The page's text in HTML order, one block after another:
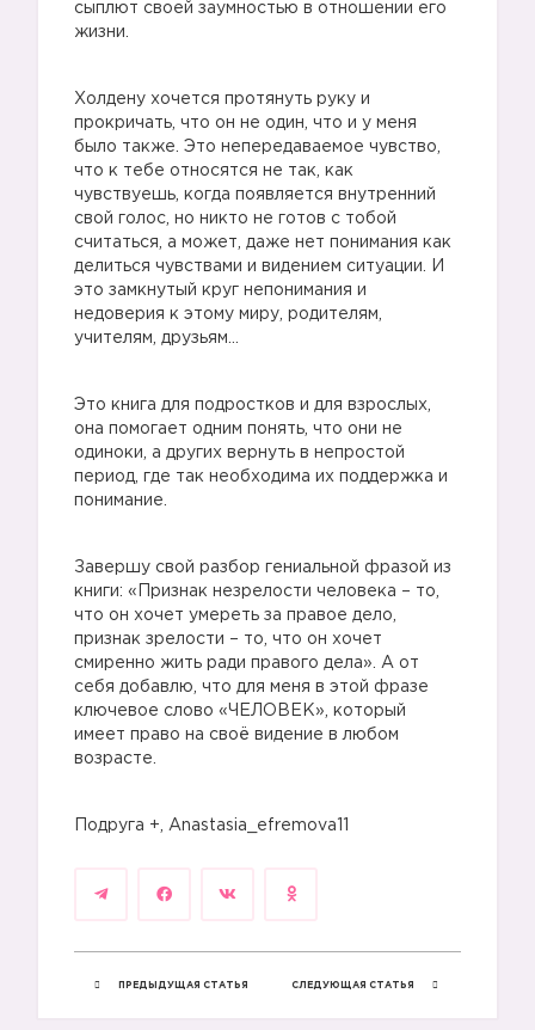
сыплют своей заумностью в отношении его
жизни.
Холдену хочется протянуть руку и
прокричать, что он не один, что и у меня
было также. Это непередаваемое чувство,
что к тебе относятся не так, как
чувствуешь, когда появляется внутренний
свой голос, но никто не готов с тобой
считаться, а может, даже нет понимания как
делиться чувствами и видением ситуации. И
это замкнутый круг непонимания и
недоверия к этому миру, родителям,
учителям, друзьям…
Это книга для подростков и для взрослых,
она помогает одним понять, что они не
одиноки, а других вернуть в непростой
период, где так необходима их поддержка и
понимание.
Завершу свой разбор гениальной фразой из
книги: «Признак незрелости человека – то,
что он хочет умереть за правое дело,
признак зрелости – то, что он хочет
смиренно жить ради правого дела». А от
себя добавлю, что для меня в этой фразе
ключевое слово «ЧЕЛОВЕК», который
имеет право на своё видение в любом
возрасте.
Подруга +, Anastasia_efremova11
ПРЕДЫДУЩАЯ СТАТЬЯ СЛЕДУЮЩАЯ СТАТЬЯ